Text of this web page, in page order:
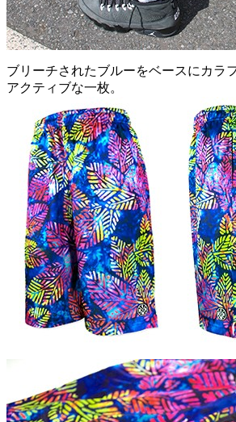
ブリーチされたブルーをベースにカラ
アクティブな一枚。